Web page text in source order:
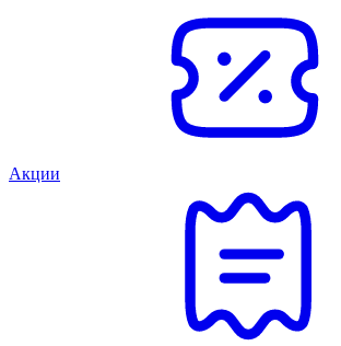
Акции